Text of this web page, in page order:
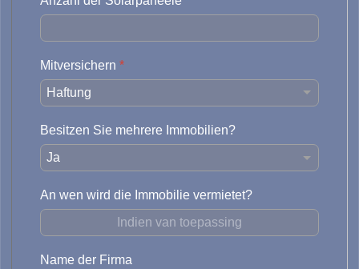
Mitversichern *
Besitzen Sie mehrere Immobilien?
An wen wird die Immobilie vermietet?
Name der Firma